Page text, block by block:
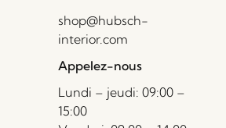
shop@hubsch-
interior.com
Appelez-nous
Lundi – jeudi: 09:00 –
15:00